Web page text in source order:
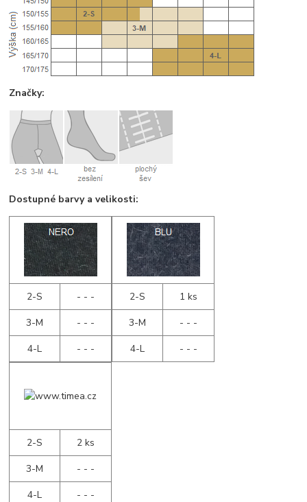
Značky:
Dostupné barvy a velikosti:
2-S
- - -
3-M
- - -
4-L
- - -
2-S
1 ks
3-M
- - -
4-L
- - -
2-S
2 ks
3-M
- - -
4-L
- - -